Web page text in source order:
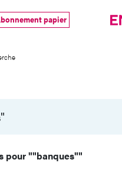
principal
papier
pour""banques""